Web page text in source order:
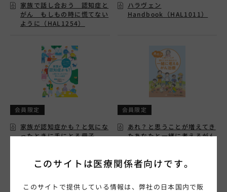
家族で話し合おう 認知症と
がん もしもの時に慌てない
ように（HAL1254）
ハラヴェン
Handbook（HAL1011）
会員限定
家族が認知症かも？と気にな
ったときに手にとる冊子
会員限定
あれ？と思うことが増えてき
たあなたと一緒に考えるがん
このサイトは医療関係者向けです。
このサイトで提供している情報は、弊社の日本国内で販